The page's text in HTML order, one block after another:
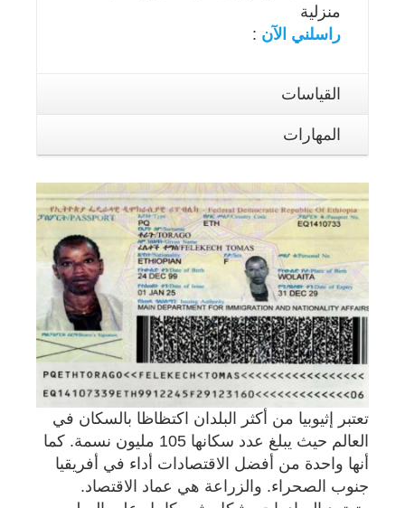
منزلية
راسلني الآن :
القياسات
المهارات
تعتبر إثيوبيا من أكثر البلدان اكتظاظا بالسكان في
العالم حيث يبلغ عدد سكانها 105 مليون نسمة. كما
أنها واحدة من أفضل الاقتصادات أداء في أفريقيا
جنوب الصحراء. والزراعة هي عماد الاقتصاد.